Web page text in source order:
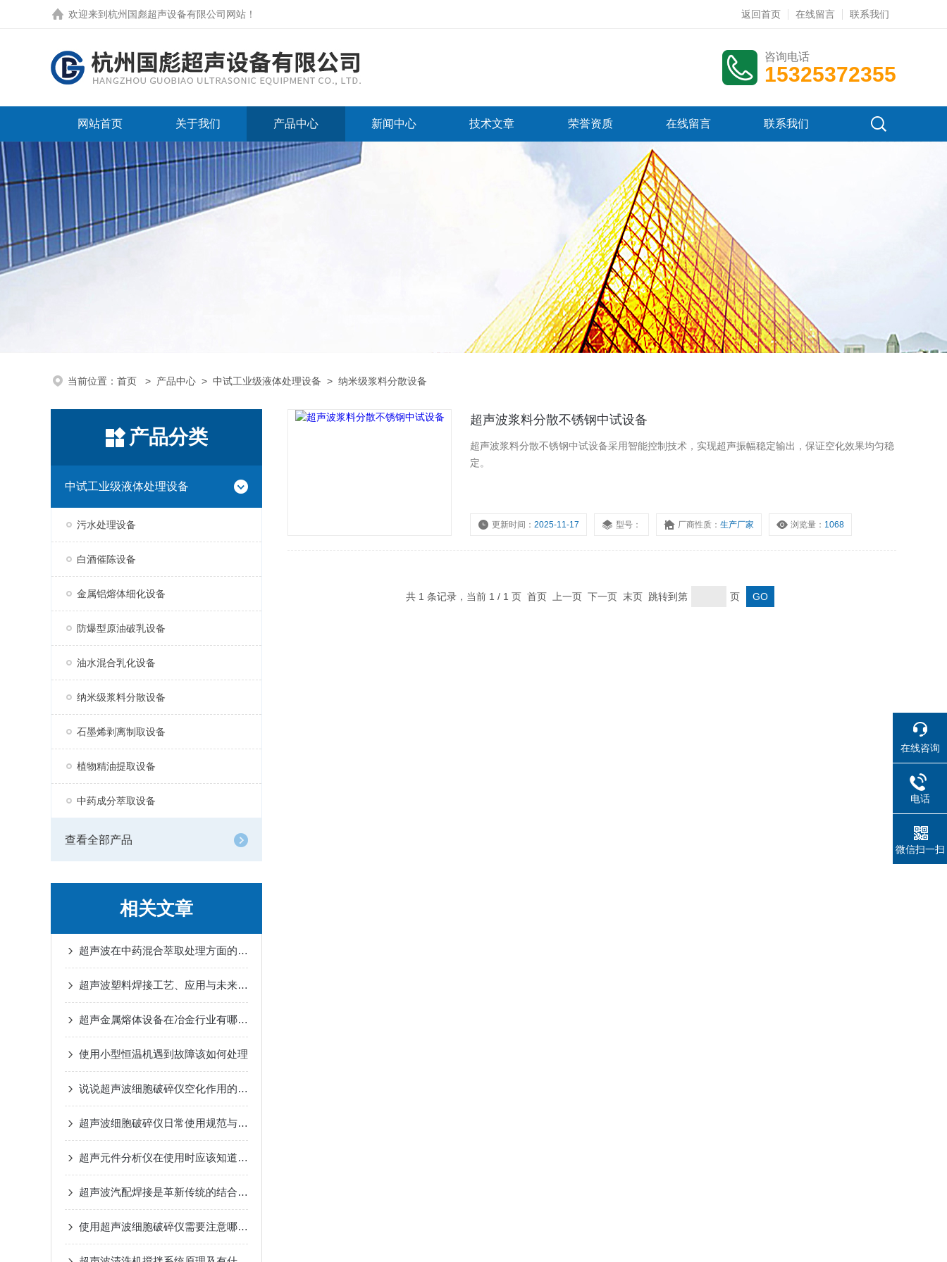
欢迎来到 杭州国彪超声设备有限公司网站 ！ 返回首页 在线留言 联系我们
咨询电话
15325372355
网站首页 关于我们 产品中心 新闻中心 技术文章 荣誉资质 在线留言 联系我们
当前位置： 首页 > 产品中心 > 中试工业级液体处理设备 > 纳米级浆料分散设备
产品分类
中试工业级液体处理设备
污水处理设备
白酒催陈设备
金属铝熔体细化设备
防爆型原油破乳设备
油水混合乳化设备
纳米级浆料分散设备
石墨烯剥离制取设备
植物精油提取设备
中药成分萃取设备
查看全部产品
相关文章
超声波在中药混合萃取处理方面的应用
超声波塑料焊接工艺、应用与未来展望
超声金属熔体设备在冶金行业有哪作用
使用小型恒温机遇到故障该如何处理
说说超声波细胞破碎仪空化作用的表现有哪些
超声波细胞破碎仪日常使用规范与维护保养
超声元件分析仪在使用时应该知道和注意哪些
超声波汽配焊接是革新传统的结合方式
使用超声波细胞破碎仪需要注意哪些细节
超声波浆料分散不锈钢中试设备
超声波浆料分散不锈钢中试设备采用智能控制技术，实现超声振幅稳定输出，保证空化效果均匀稳
定。
更新时间：2025-11-17 型号： 厂商性质：生产厂家 浏览量： 1068
共 1 条记录，当前 1 / 1 页 首页 上一页 下一页 末页 跳转到第 页
在线咨询
电话
微信扫一扫